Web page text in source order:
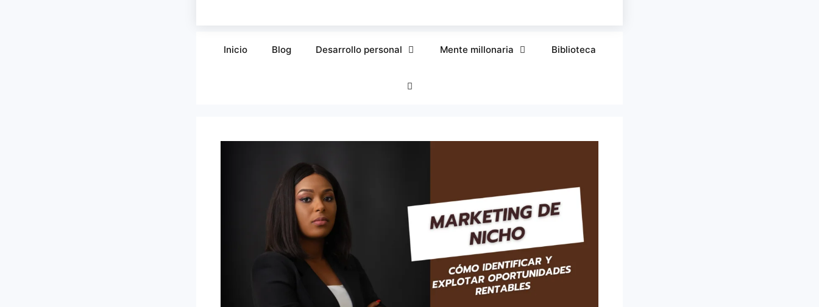
Inicio Blog Desarrollo personal Mente millonaria Biblioteca